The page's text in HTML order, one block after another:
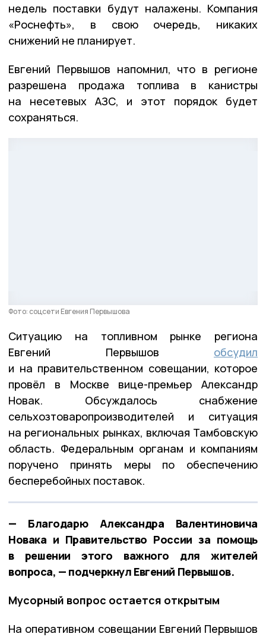
недель поставки будут налажены. Компания
«Роснефть», в свою очередь, никаких
снижений не планирует.
Евгений Первышов напомнил, что в регионе
разрешена продажа топлива в канистры
на несетевых АЗС, и этот порядок будет
сохраняться.
Фото: соцсети Евгения Первышова
Ситуацию на топливном рынке региона
Евгений Первышов обсудил
и на правительственном совещании, которое
провёл в Москве вице-премьер Александр
Новак. Обсуждалось снабжение
сельхозтоваропроизводителей и ситуация
на региональных рынках, включая Тамбовскую
область. Федеральным органам и компаниям
поручено принять меры по обеспечению
бесперебойных поставок.
— Благодарю Александра Валентиновича
Новака и Правительство России за помощь
в решении этого важного для жителей
вопроса, — подчеркнул Евгений Первышов.
Мусорный вопрос остается открытым
На оперативном совещании Евгений Первышов